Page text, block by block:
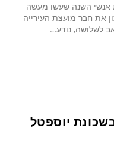
אנשי השנה שעשו מעשה
את חבר מועצת העירייה
לשלושה, נודע…
יוספטל